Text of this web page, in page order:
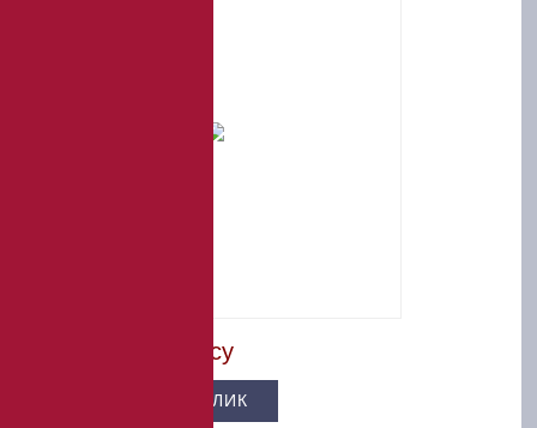
Цена – по запросу
КУПИТЬ В 1 КЛИК